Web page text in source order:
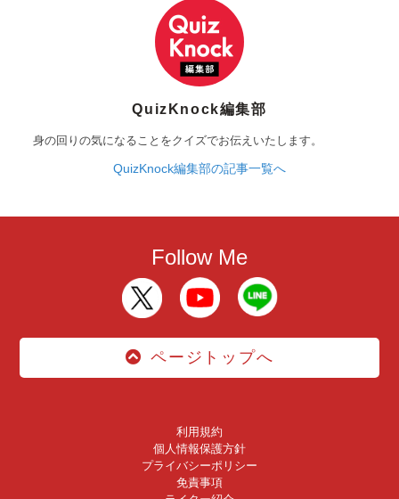
QuizKnock編集部
身の回りの気になることをクイズでお伝えいたします。
QuizKnock編集部の記事一覧へ
Follow Me
ページトップへ
利用規約
個人情報保護方針
プライバシーポリシー
免責事項